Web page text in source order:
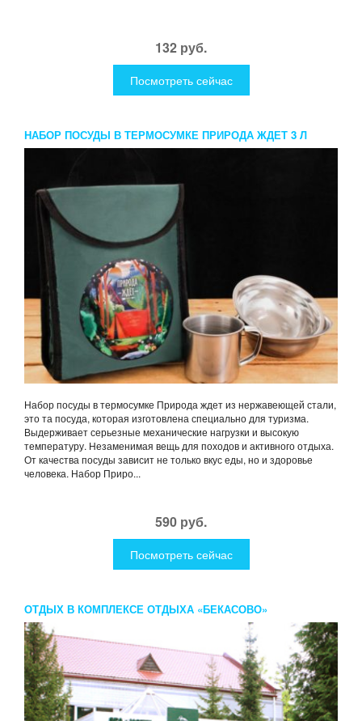
132 руб.
Посмотреть сейчас
НАБОР ПОСУДЫ В ТЕРМОСУМКЕ ПРИРОДА ЖДЕТ 3 Л
Набор посуды в термосумке Природа ждет из нержавеющей стали,
это та посуда, которая изготовлена специально для туризма.
Выдерживает серьезные механические нагрузки и высокую
температуру. Незаменимая вещь для походов и активного отдыха.
От качества посуды зависит не только вкус еды, но и здоровье
человека. Набор Приро...
590 руб.
Посмотреть сейчас
ОТДЫХ В КОМПЛЕКСЕ ОТДЫХА «БЕКАСОВО»